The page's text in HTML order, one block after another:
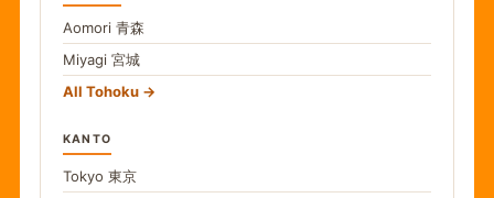
Aomori 青森
Miyagi 宮城
All Tohoku
KANTO
Tokyo 東京